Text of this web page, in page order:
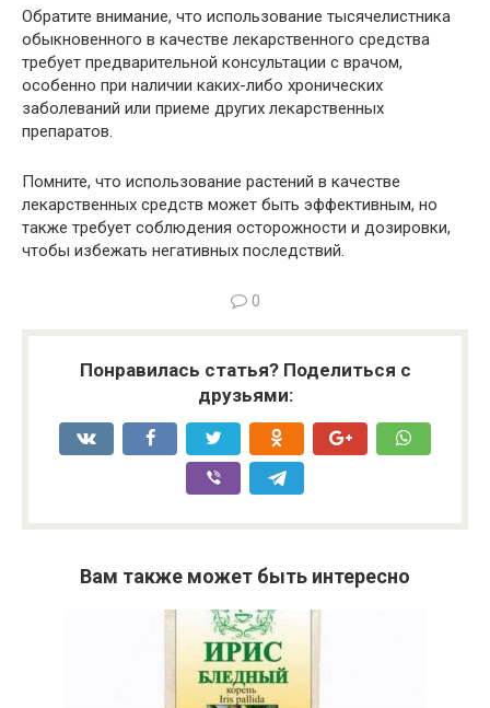
Обратите внимание, что использование тысячелистника
обыкновенного в качестве лекарственного средства
требует предварительной консультации с врачом,
особенно при наличии каких-либо хронических
заболеваний или приеме других лекарственных
препаратов.
Помните, что использование растений в качестве
лекарственных средств может быть эффективным, но
также требует соблюдения осторожности и дозировки,
чтобы избежать негативных последствий.
0
Понравилась статья? Поделиться с
друзьями:
Вам также может быть интересно